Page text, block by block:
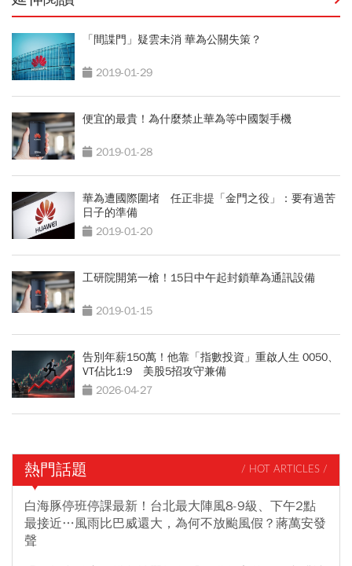
「間諜門」疑雲未消 華為公關失策？
2019-01-29
便宜的最貴！為什麼禁止華為等中國製手機
2019-01-28
華為遭國際圍堵 任正非提「金門之役」：要有過苦
日子的準備
2019-01-20
工研院開第一槍！15日中午起封鎖華為通訊設備
2019-01-15
告別年薪150萬！他靠「指數投資」重啟人生 0050、
VT佔比1:9 美股5招攻守兼備
2026-04-27
熱門話題 / HOT ARTICLES /
白海豚停班停課最新！台北最大陣風8-9級、下午2點
最接近…風雨比巴威還大，為何不放颱風假？蔣萬安發
聲